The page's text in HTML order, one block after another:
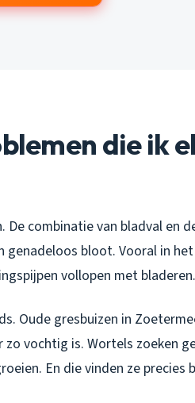
die ik
combinatie van bladval en
genadeloos bloot. Vooral in
vollopen met bladeren.
Oude gresbuizen in
vochtig is. Wortels zoeken
En die vinden ze precies